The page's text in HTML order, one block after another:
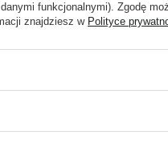
do Ciała
La-Le -
funkcjonalnymi). Zgodę
znajdziesz w Polityce